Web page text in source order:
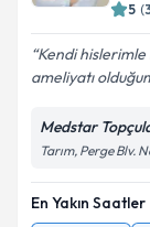
Metni
5 (
Kendi
ameliyatı
Medstar
Tarım, Perge Blv.
En Yakın Saatler